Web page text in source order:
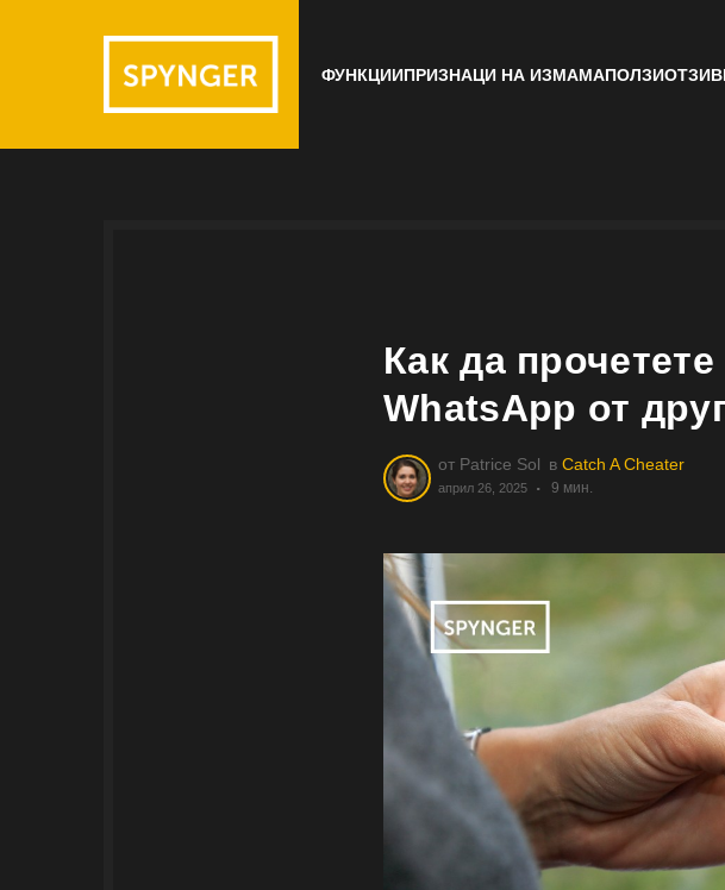
ФУНКЦИИПРИЗНАЦИ НА ИЗМАМАПОЛЗИ
Как да
WhatsApp от
от Patrice Sol в Catch A Cheater
април 26, 2025 9 мин.